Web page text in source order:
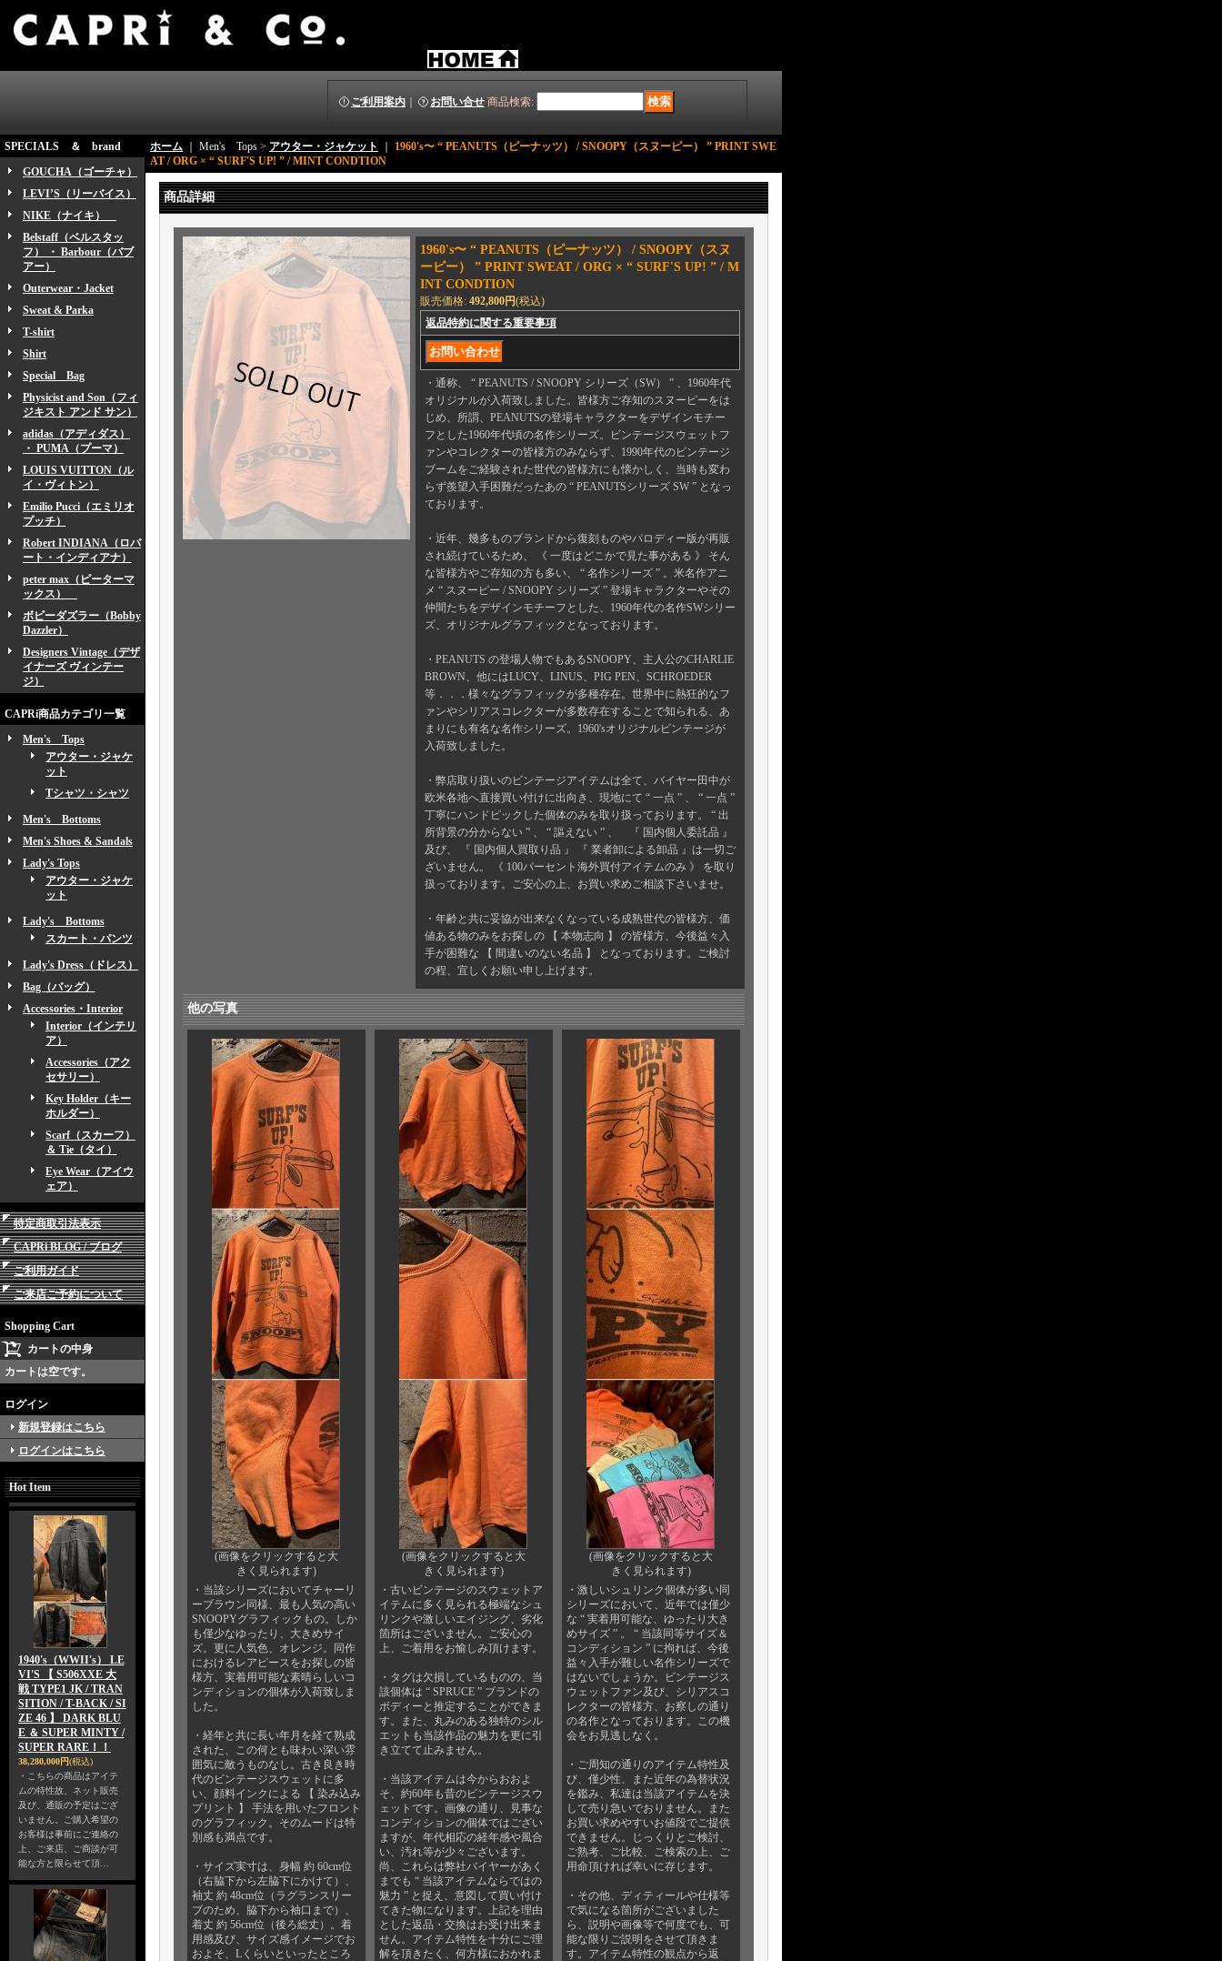
ご利用案内 お問い合せ 商品検索:
SPECIALS ＆ brand
GOUCHA（ゴーチャ）
LEVI’S（リーバイス）
NIKE（ナイキ）
Belstaff（ベルスタッ
フ） ・ Barbour（バブ
アー）
Outerwear・Jacket
Sweat & Parka
T-shirt
Shirt
Special Bag
Physicist and Son（フィ
ジキスト アンド サン）
adidas（アディダス）
・ PUMA（プーマ）
LOUIS VUITTON（ル
イ・ヴィトン）
Emilio Pucci（エミリオ
プッチ）
Robert INDIANA（ロバ
ート・インディアナ）
peter max（ピーターマ
ックス）
ボビーダズラー（Bobby
Dazzler）
Designers Vintage（デザ
イナーズ ヴィンテー
ジ）
CAPRi商品カテゴリ一覧
Men's Tops
アウター・ジャケ
ット
Tシャツ・シャツ
Men's Bottoms
Men's Shoes & Sandals
Lady's Tops
アウター・ジャケ
ット
Lady's Bottoms
スカート・パンツ
Lady's Dress（ドレス）
Bag（バッグ）
Accessories・Interior
Interior（インテリ
ア）
Accessories（アク
セサリー）
Key Holder（キー
ホルダー）
Scarf（スカーフ）
＆ Tie（タイ）
Eye Wear（アイウ
ェア）
特定商取引法表示
CAPRi BLOG / ブログ
ご利用ガイド
ご来店ご予約について
Shopping Cart
カートの中身
カートは空です。
ログイン
新規登録はこちら
ログインはこちら
Hot Item
1940's（WWII's） LE
VI'S 【 S506XXE 大
戦 TYPE1 JK / TRAN
SITION / T-BACK / SI
ZE 46 】 DARK BLU
E ＆ SUPER MINTY /
SUPER RARE！！
38,280,000円(税込)
・こちらの商品はアイテ
ムの特性故、ネット販売
及び、通販の予定はござ
いません。ご購入希望の
お客様は事前にご連絡の
上、ご来店、ご商談が可
能な方と限らせて頂…
ホーム ｜ Men's Tops > アウター・ジャケット
1960's〜 “ PEANUTS（ピーナッツ） / SNOOPY（スヌーピー） ” PRINT SWE
AT / ORG × “ SURF'S UP! ” / MINT CONDTION
商品詳細
1960's〜 “ PEANUTS（ピーナッツ） / SNOOPY（スヌ
ーピー） ” PRINT SWEAT / ORG × “ SURF'S UP! ” / M
INT CONDTION
販売価格: 492,800円(税込)
返品特約に関する重要事項
・通称、 “ PEANUTS / SNOOPY シリーズ（SW） ” 、1960年代
オリジナルが入荷致しました。皆様方ご存知のスヌーピーをは
じめ、所謂、PEANUTSの登場キャラクターをデザインモチー
フとした1960年代頃の名作シリーズ。ビンテージスウェットフ
ァンやコレクターの皆様方のみならず、1990年代のビンテージ
ブームをご経験された世代の皆様方にも懐かしく、当時も変わ
らず羨望入手困難だったあの “ PEANUTSシリーズ SW ” となっ
ております。
・近年、幾多ものブランドから復刻ものやパロディー版が再販
され続けているため、 《 一度はどこかで見た事がある 》 そん
な皆様方やご存知の方も多い、 “ 名作シリーズ ” 。米名作アニ
メ “ スヌーピー / SNOOPY シリーズ ” 登場キャラクターやその
仲間たちをデザインモチーフとした、1960年代の名作SWシリー
ズ、オリジナルグラフィックとなっております。
・PEANUTS の登場人物でもあるSNOOPY、主人公のCHARLIE
BROWN、他にはLUCY、LINUS、PIG PEN、SCHROEDER
等．．．様々なグラフィックが多種存在。世界中に熱狂的なフ
ァンやシリアスコレクターが多数存在することで知られる、あ
まりにも有名な名作シリーズ。1960'sオリジナルビンテージが
入荷致しました。
・弊店取り扱いのビンテージアイテムは全て、バイヤー田中が
欧米各地へ直接買い付けに出向き、現地にて “ 一点 ” 、 “ 一点 ”
丁寧にハンドピックした個体のみを取り扱っております。 “ 出
所背景の分からない ” 、 “ 謳えない ” 、 『 国内個人委託品 』
及び、 『 国内個人買取り品 』 『 業者卸による卸品 』は一切ご
ざいません。 《 100パーセント海外買付アイテムのみ 》 を取り
扱っております。ご安心の上、お買い求めご相談下さいませ。
・年齢と共に妥協が出来なくなっている成熟世代の皆様方、価
値ある物のみをお探しの 【 本物志向 】 の皆様方、今後益々入
手が困難な 【 間違いのない名品 】 となっております。ご検討
の程、宜しくお願い申し上げます。
他の写真
(画像をクリックすると大
きく見られます)
・当該シリーズにおいてチャーリ
ーブラウン同様、最も人気の高い
SNOOPYグラフィックもの。しか
も僅少なゆったり、大きめサイ
ズ。更に人気色、オレンジ。同作
におけるレアピースをお探しの皆
様方、実着用可能な素晴らしいコ
ンディションの個体が入荷致しま
した。
・経年と共に長い年月を経て熟成
された、この何とも味わい深い雰
囲気に敵うものなし。古き良き時
代のビンテージスウェットに多
い、顔料インクによる 【 染み込み
プリント 】 手法を用いたフロント
のグラフィック。そのムードは特
別感も満点です。
・サイズ実寸は、身幅 約 60cm位
（右脇下から左脇下にかけて）、
袖丈 約 48cm位（ラグランスリー
ブのため、脇下から袖口まで）、
着丈 約 56cm位（後ろ総丈）。着
用感及び、サイズ感イメージでお
およそ、Lくらいといったところ
(画像をクリックすると大
きく見られます)
・古いビンテージのスウェットア
イテムに多く見られる極端なシュ
リンクや激しいエイジング、劣化
箇所はございません。ご安心の
上、ご着用をお愉しみ頂けます。
・タグは欠損しているものの、当
該個体は “ SPRUCE ” ブランドの
ボディーと推定することができま
す。また、丸みのある独特のシル
エットも当該作品の魅力を更に引
き立てて止みません。
・当該アイテムは今からおおよ
そ、約60年も昔のビンテージスウ
ェットです。画像の通り、見事な
コンディションの個体ではござい
ますが、年代相応の経年感や風合
い、汚れ等が少々ございます。
尚、これらは弊社バイヤーがあく
までも “ 当該アイテムならではの
魅力 ” と捉え、意図して買い付け
てきた物になります。上記を理由
とした返品・交換はお受け出来ま
せん。アイテム特性を十分にご理
解を頂きたく、何方様におかれま
(画像をクリックすると大
きく見られます)
・激しいシュリンク個体が多い同
シリーズにおいて、近年では僅少
な “ 実着用可能な、ゆったり大き
めサイズ ” 。 “ 当該同等サイズ＆
コンディション ” に拘れば、今後
益々入手が難しい名作シリーズで
はないでしょうか。ビンテージス
ウェットファン及び、シリアスコ
レクターの皆様方、お察しの通り
の名作となっております。この機
会をお見逃しなく。
・ご周知の通りのアイテム特性及
び、僅少性、また近年の為替状況
を鑑み、私達は当該アイテムを決
して売り急いでおりません。また
お買い求めやすいお値段でご提供
できません。じっくりとご検討、
ご熟考、ご比較、ご検索の上、ご
用命頂ければ幸いに存じます。
・その他、ディティールや仕様等
で気になる箇所がございました
ら、説明や画像等で何度でも、可
能な限りご説明をさせて頂きま
す。アイテム特性の観点から返